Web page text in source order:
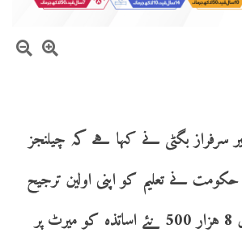
سرفراز بگٹی نے کہا ہے کہ چیلنجز
نے تعلیم کو اپنی اولین ترجیح
بنایا ہے، 1 سال میں 8 ہزار 500 نئے اساتذہ کو میرٹ پر